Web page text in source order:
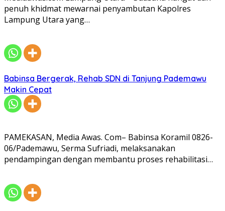
penuh khidmat mewarnai penyambutan Kapolres
Lampung Utara yang…
Babinsa Bergerak, Rehab SDN di Tanjung Pademawu
Makin Cepat
PAMEKASAN, Media Awas. Com– Babinsa Koramil 0826-
06/Pademawu, Serma Sufriadi, melaksanakan
pendampingan dengan membantu proses rehabilitasi…